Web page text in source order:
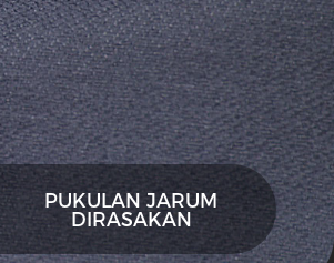
PUKULAN JARUM
DIRASAKAN